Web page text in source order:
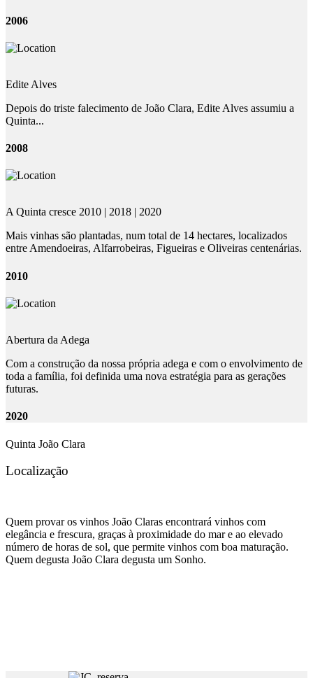
2006
Edite Alves
Depois do triste falecimento de João Clara, Edite Alves assumiu a
Quinta...
2008
A Quinta cresce 2010 | 2018 | 2020
Mais vinhas são plantadas, num total de 14 hectares, localizados
entre Amendoeiras, Alfarrobeiras, Figueiras e Oliveiras centenárias.
2010
Abertura da Adega
Com a construção da nossa própria adega e com o envolvimento de
toda a família, foi definida uma nova estratégia para as gerações
futuras.
2020
Quinta João Clara
Localização
Quem provar os vinhos João Claras encontrará vinhos com
elegância e frescura, graças à proximidade do mar e ao elevado
número de horas de sol, que permite vinhos com boa maturação.
Quem degusta João Clara degusta um Sonho.